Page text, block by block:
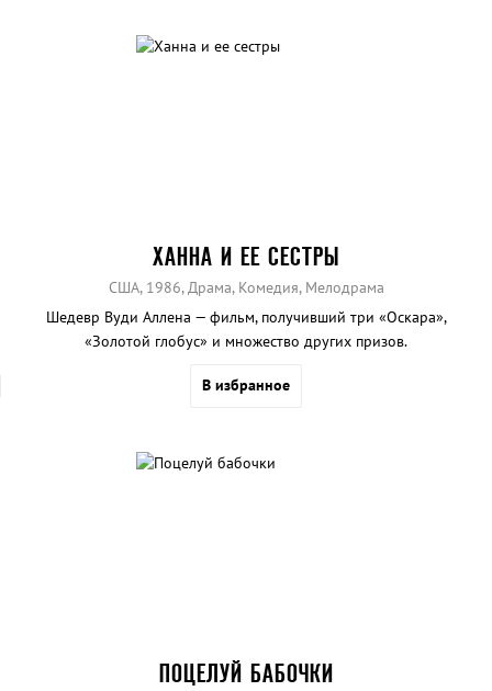
ХАННА И ЕЕ СЕСТРЫ
США, 1986, Драма, Комедия, Мелодрама
Шедевр Вуди Аллена — фильм, получивший три «Оскара»,
«Золотой глобус» и множество других призов.
В избранное
ПОЦЕЛУЙ БАБОЧКИ